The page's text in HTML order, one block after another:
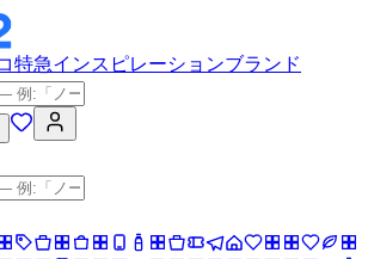
特急インスピレーションブランド